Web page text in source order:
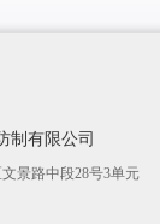
制有限公司
景路中段28号3单元